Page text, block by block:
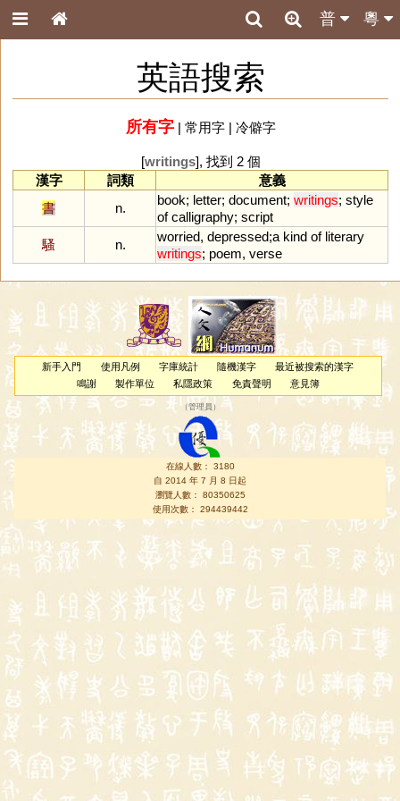
粵
普
英語搜索
所有字| 常用字| 冷僻字
[writings], 找到 2 個
漢字
詞類
意義
書
n.
book; letter; document; writings; style
of calligraphy; script
騷
n.
worried, depressed;a kind of literary
writings; poem, verse
新手入門 使用凡例 字庫統計 隨機漢字
最近被搜索的漢字
鳴謝
製作單位 私隱政策 免責聲明 意見簿
（管理員 ）
在線人數： 3180
自 2014 年 7 月 8 日起
瀏覽人數： 80350625
使用次數： 294439442